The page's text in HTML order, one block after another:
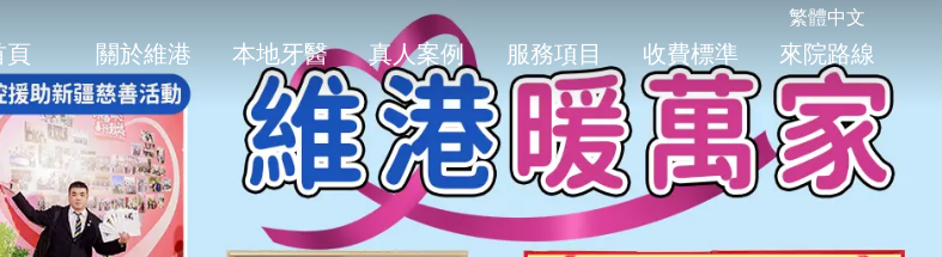
繁體中文
頁 關於維港 本地牙醫 真人案例 服務項目 收費標準 來院路線